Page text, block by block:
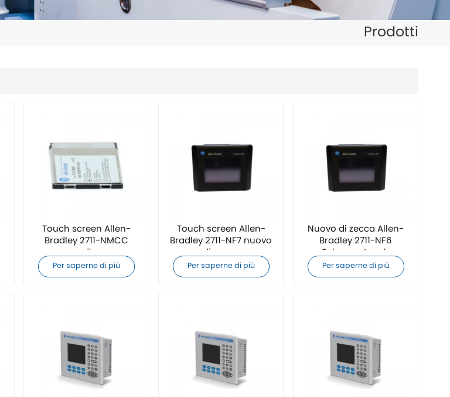
한국의Prodotti
Touch screen Allen-
Bradley 2711-NMCC
nuovo di zecca
Per saperne di più
Touch screen Allen-
Bradley 2711-NF7 nuovo
di zecca
Per saperne di più
Nuovo di zecca Allen-
Bradley 2711-NF6
Schermo touch
Per saperne di più